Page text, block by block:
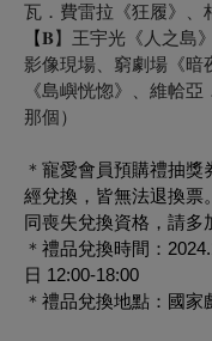
瓦．費雷拉《狂履》、
【𝐁】王宇光《人之島
影像現場、窮劇場《暗
《島嶼恍惚》、維帢
那個）
＊ 寵愛會員預購禮抽獎
經兌換，皆無法退換票
同喪失兌換資格，請多
＊ 禮品兌換時間：
日 12:00-18:00
＊ 禮品兌換地點：國家